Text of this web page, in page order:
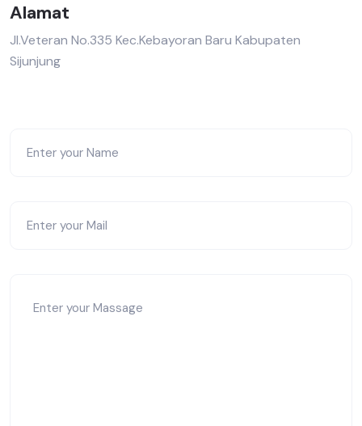
Alamat
Jl.Veteran No.335 Kec.Kebayoran Baru Kabupaten
Sijunjung